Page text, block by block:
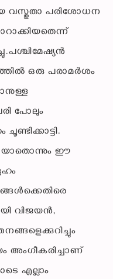
വസ്തുതാ പരിശോധന
ഒരു പരാമർശം
പോലും
ചൂണ്ടിക്കാട്ടി.
യാതൊന്നും ഈ
വിജയൻ,
എല്ലാം